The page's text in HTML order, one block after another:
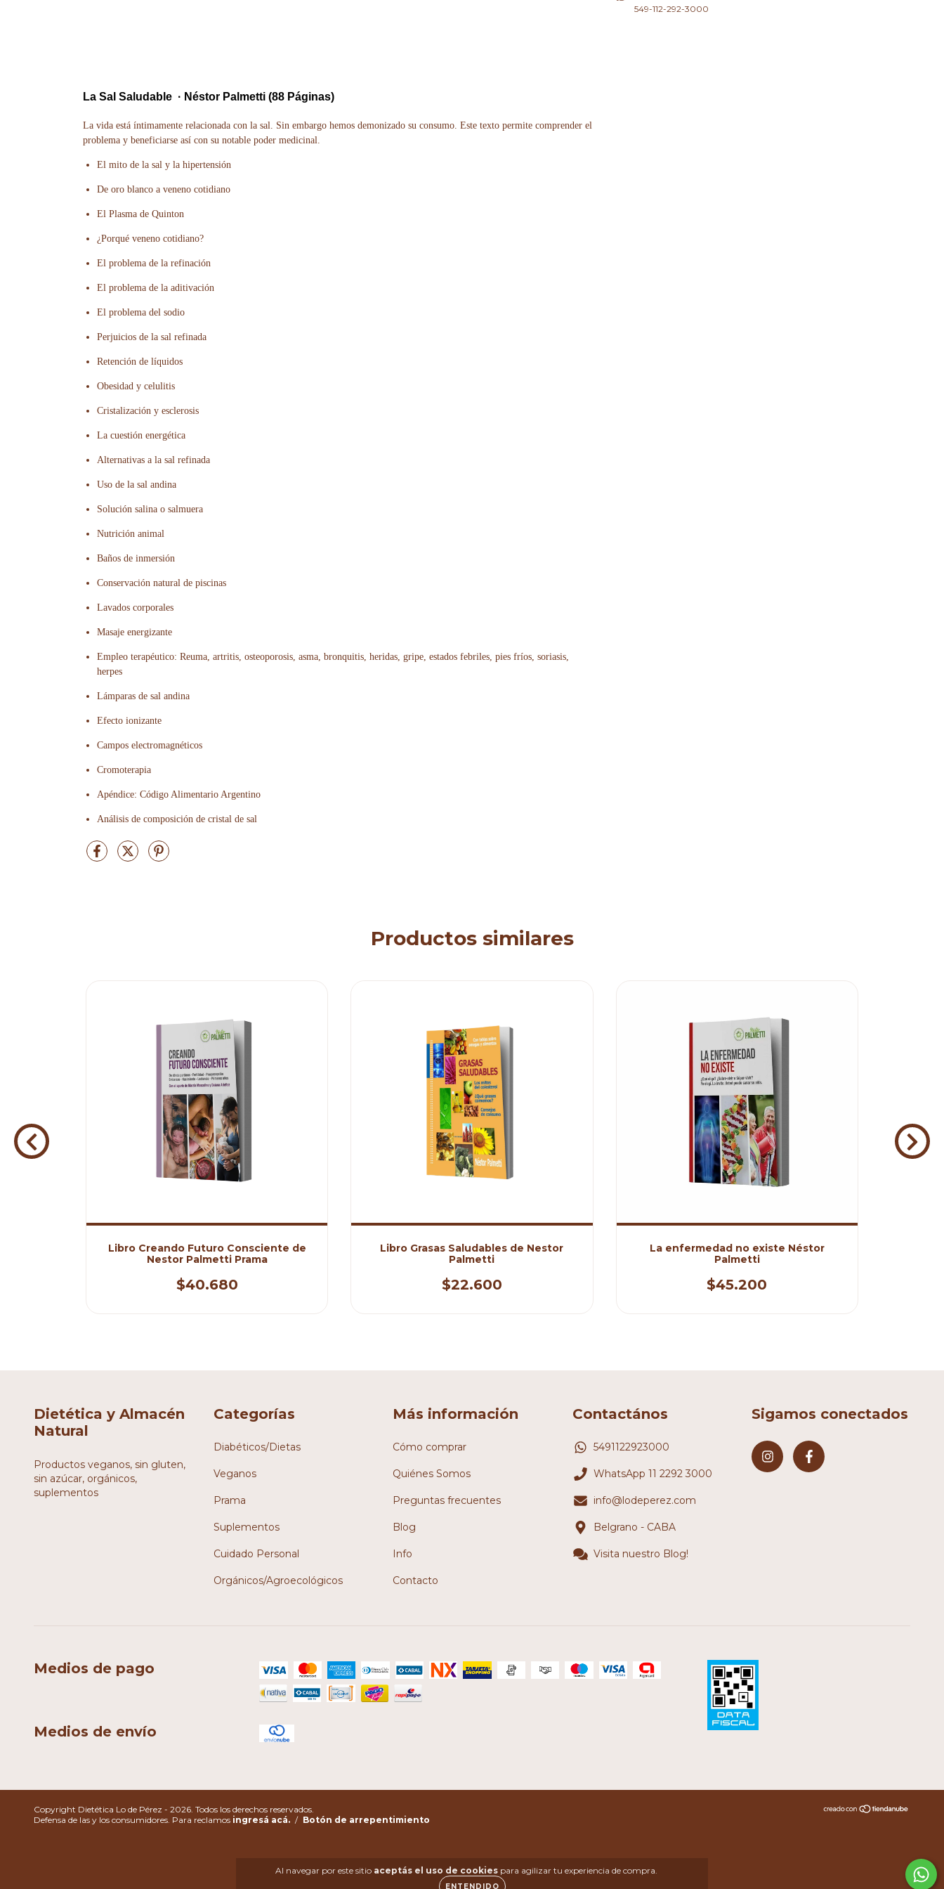
Al navegar por este sitio aceptás el uso de cookies para agilizar tu experiencia de compra.
ENTENDIDO
La Sal Saludable · Néstor Palmetti (88 Páginas)
La vida está íntimamente relacionada con la sal. Sin embargo hemos demonizado su consumo. Este texto permite comprender el
problema y beneficiarse así con su notable poder medicinal.
El mito de la sal y la hipertensión
De oro blanco a veneno cotidiano
El Plasma de Quinton
¿Porqué veneno cotidiano?
El problema de la refinación
El problema de la aditivación
El problema del sodio
Perjuicios de la sal refinada
Retención de líquidos
Obesidad y celulitis
Cristalización y esclerosis
La cuestión energética
Alternativas a la sal refinada
Uso de la sal andina
Solución salina o salmuera
Nutrición animal
Baños de inmersión
Conservación natural de piscinas
Lavados corporales
Masaje energizante
Empleo terapéutico: Reuma, artritis, osteoporosis, asma, bronquitis, heridas, gripe, estados febriles, pies fríos, soriasis,
herpes
Lámparas de sal andina
Efecto ionizante
Campos electromagnéticos
Cromoterapia
Apéndice: Código Alimentario Argentino
Análisis de composición de cristal de sal
549-112-292-3000
Productos similares
Libro Creando Futuro Consciente de
Nestor Palmetti Prama
$40.680
Libro Grasas Saludables de Nestor
Palmetti
$22.600
La enfermedad no existe Néstor
Palmetti
$45.200
Dietética y Almacén
Natural
Productos veganos, sin gluten,
sin azúcar, orgánicos,
suplementos
Categorías
Diabéticos/Dietas
Veganos
Prama
Suplementos
Cuidado Personal
Orgánicos/Agroecológicos
Más información
Cómo comprar
Quiénes Somos
Preguntas frecuentes
Blog
Info
Contacto
Contactános
5491122923000
WhatsApp 11 2292 3000
info@lodeperez.com
Belgrano - CABA
Visita nuestro Blog!
Sigamos conectados
Medios de pago
Medios de envío
Copyright Dietética Lo de Pérez - 2026. Todos los derechos reservados.
Defensa de las y los consumidores. Para reclamos ingresá acá. / Botón de arrepentimiento